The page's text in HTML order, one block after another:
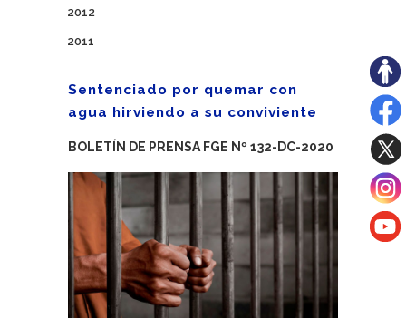
2012
2011
Sentenciado por quemar con
agua hirviendo a su conviviente
BOLETÍN DE PRENSA FGE Nº 132-DC-2020